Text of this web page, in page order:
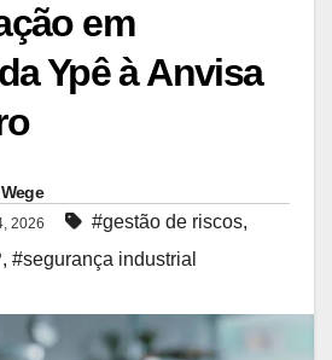
em
Ypê à Anvisa
2026 #gestão de riscos,
, #segurança industrial